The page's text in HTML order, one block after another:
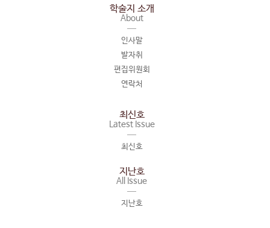
학술지 소개
About
인사말
발자취
편집위원회
연락처
최신호
Latest Issue
최신호
지난호
All Issue
지난호